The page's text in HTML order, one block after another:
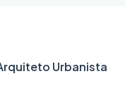
Urbanista